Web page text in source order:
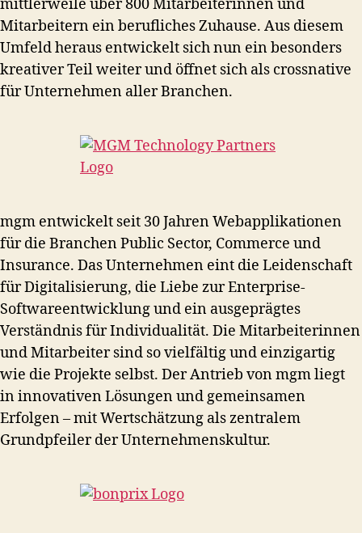
mittlerweile über 800 Mitarbeiterinnen und
Mitarbeitern ein berufliches Zuhause. Aus diesem
Umfeld heraus entwickelt sich nun ein besonders
kreativer Teil weiter und öffnet sich als crossnative
für Unternehmen aller Branchen.
mgm entwickelt seit 30 Jahren Webapplikationen
für die Branchen Public Sector, Commerce und
Insurance. Das Unternehmen eint die Leidenschaft
für Digitalisierung, die Liebe zur Enterprise-
Softwareentwicklung und ein ausgeprägtes
Verständnis für Individualität. Die Mitarbeiterinnen
und Mitarbeiter sind so vielfältig und einzigartig
wie die Projekte selbst. Der Antrieb von mgm liegt
in innovativen Lösungen und gemeinsamen
Erfolgen – mit Wertschätzung als zentralem
Grundpfeiler der Unternehmenskultur.